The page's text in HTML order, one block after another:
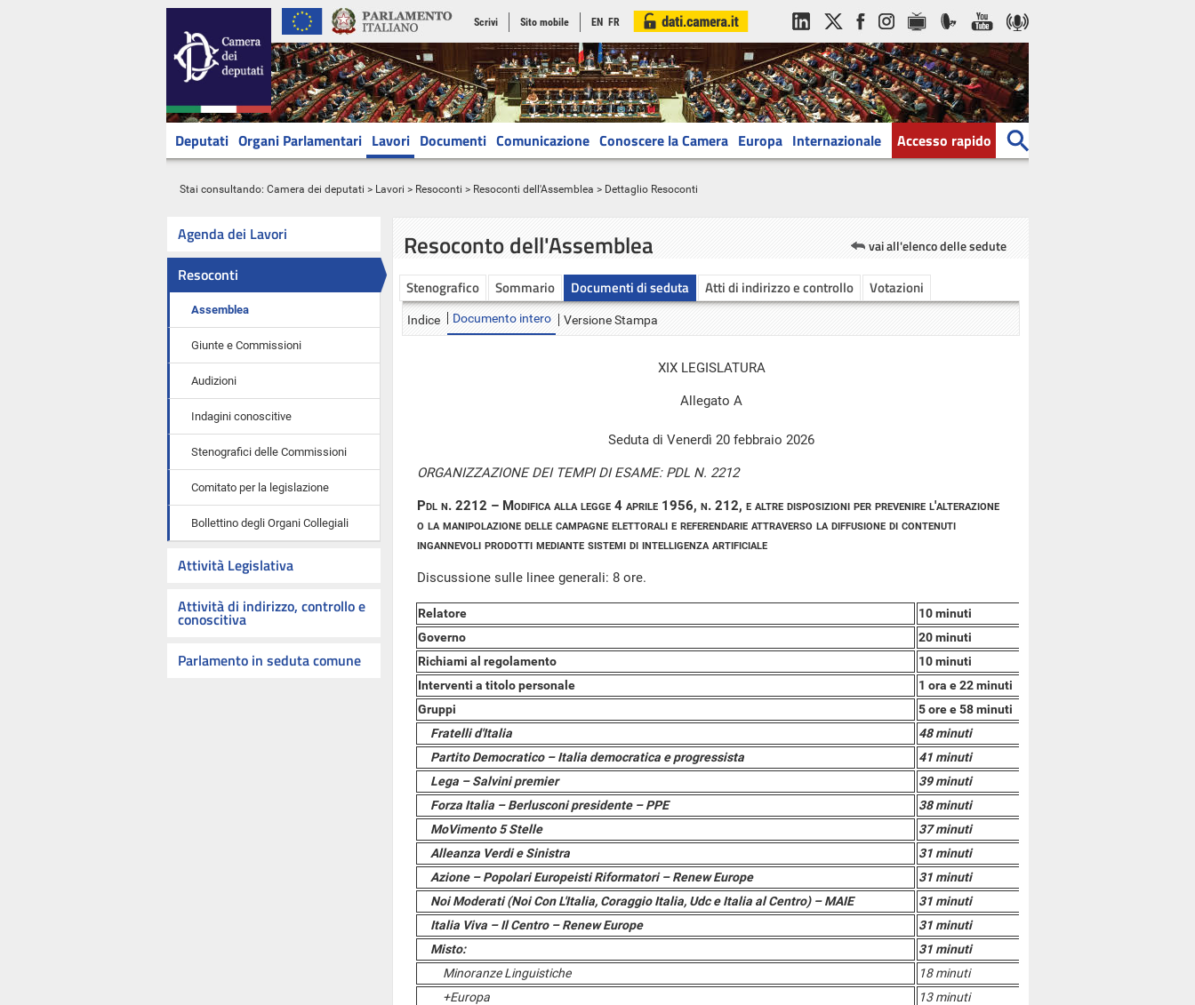
Scrivi Sito mobile EN FR
Deputati Organi Parlamentari Lavori Documenti Comunicazione Conoscere la Camera Europa Internazionale Accesso rapido
Stai consultando: Camera dei deputati > Lavori > Resoconti > Resoconti dell'Assemblea > Dettaglio Resoconti
Agenda dei Lavori
Resoconti
Assemblea
Giunte e Commissioni
Audizioni
Indagini conoscitive
Stenografici delle Commissioni
Comitato per la legislazione
Bollettino degli Organi Collegiali
Attività Legislativa
Attività di indirizzo, controllo e
conoscitiva
Parlamento in seduta comune
Resoconto dell'Assemblea vai all'elenco delle sedute
Stenografico Sommario Documenti di seduta Atti di indirizzo e controllo Votazioni
Indice Documento intero Versione Stampa
XIX LEGISLATURA
Allegato A
Seduta di Venerdì 20 febbraio 2026
ORGANIZZAZIONE DEI TEMPI DI ESAME: PDL N. 2212
Pdl n. 2212 – Modifica alla legge 4 aprile 1956, n. 212, e altre disposizioni per prevenire l'alterazione
o la manipolazione delle campagne elettorali e referendarie attraverso la diffusione di contenuti
ingannevoli prodotti mediante sistemi di intelligenza artificiale
Discussione sulle linee generali: 8 ore.
Relatore
10 minuti
Governo
20 minuti
Richiami al regolamento
10 minuti
Interventi a titolo personale
1 ora e 22 minuti
Gruppi
5 ore e 58 minuti
Fratelli d'Italia
48 minuti
Partito Democratico – Italia democratica e progressista
41 minuti
Lega – Salvini premier
39 minuti
Forza Italia – Berlusconi presidente – PPE
38 minuti
MoVimento 5 Stelle
37 minuti
Alleanza Verdi e Sinistra
31 minuti
Azione – Popolari Europeisti Riformatori – Renew Europe
31 minuti
Noi Moderati (Noi Con L'Italia, Coraggio Italia, Udc e Italia al Centro) – MAIE
31 minuti
Italia Viva – Il Centro – Renew Europe
31 minuti
Misto:
31 minuti
Minoranze Linguistiche
18 minuti
+Europa
13 minuti